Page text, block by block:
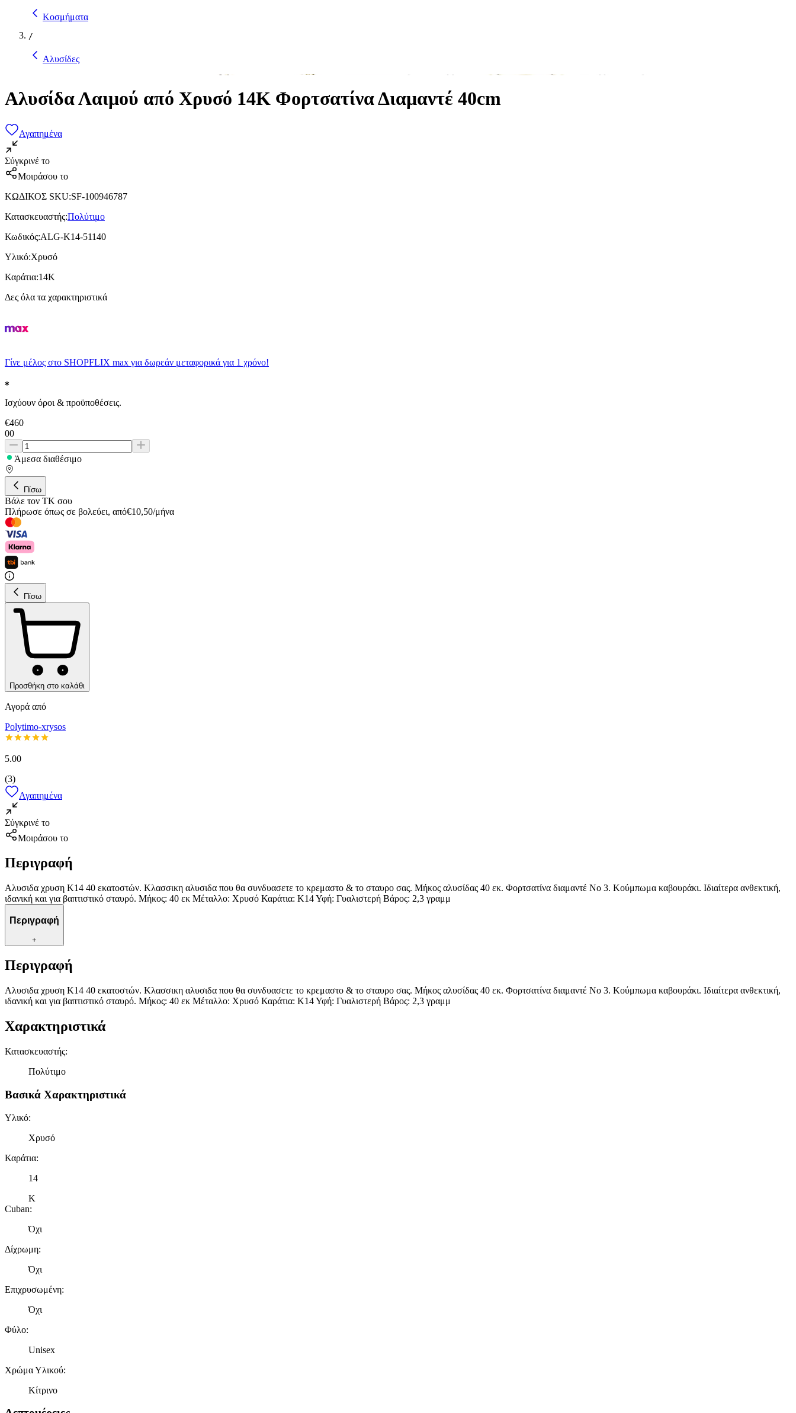
Κοσμήματα
/
Αλυσίδες
Αλυσίδα Λαιμού από Χρυσό 14Κ Φορτσατίνα Διαμαντέ 40cm
Αγαπημένα
Σύγκρινέ το
Μοιράσου το
ΚΩΔΙΚΟΣ SKU:SF-100946787
Κατασκευαστής:Πολύτιμο
Κωδικός:ALG-K14-51140
Υλικό:Χρυσό
Καράτια:14Κ
Δες όλα τα χαρακτηριστικά
Γίνε μέλος στο SHOPFLIX max για δωρεάν μεταφορικά για 1 χρόνο!
Ισχύουν όροι & προϋποθέσεις.
€460
00
Άμεσα διαθέσιμο
Πίσω
Βάλε τον ΤΚ σου
Πλήρωσε όπως σε βολεύει, από€10,50/μήνα
Πίσω
Προσθήκη στο καλάθι
Αγορά από
Polytimo-xrysos
5.00
(3)
Αγαπημένα
Σύγκρινέ το
Μοιράσου το
Περιγραφή
Αλυσιδα χρυση Κ14 40 εκατοστών. Κλασσικη αλυσιδα που θα συνδυασετε το κρεμαστο & το σταυρο σας. Μήκος αλυσίδας 40 εκ. Φορτσατίνα διαμαντέ Νο 3. Κούμπωμα καβουράκι. Ιδιαίτερα ανθεκτική,
ιδανική και για βαπτιστικό σταυρό. Μήκος: 40 εκ Μέταλλο: Χρυσό Καράτια: Κ14 Υφή: Γυαλιστερή Βάρος: 2,3 γραμμ
Περιγραφή
+
Περιγραφή
Αλυσιδα χρυση Κ14 40 εκατοστών. Κλασσικη αλυσιδα που θα συνδυασετε το κρεμαστο & το σταυρο σας. Μήκος αλυσίδας 40 εκ. Φορτσατίνα διαμαντέ Νο 3. Κούμπωμα καβουράκι. Ιδιαίτερα ανθεκτική,
ιδανική και για βαπτιστικό σταυρό. Μήκος: 40 εκ Μέταλλο: Χρυσό Καράτια: Κ14 Υφή: Γυαλιστερή Βάρος: 2,3 γραμμ
Χαρακτηριστικά
Κατασκευαστής:
Πολύτιμο
Βασικά Χαρακτηριστικά
Υλικό:
Χρυσό
Καράτια:
14
Κ
Cuban:
Όχι
Δίχρωμη:
Όχι
Επιχρυσωμένη:
Όχι
Φύλο:
Unisex
Χρώμα Υλικού:
Κίτρινο